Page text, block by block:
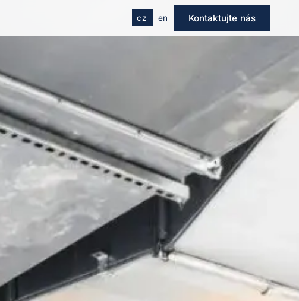
cz en Kontaktujte nás